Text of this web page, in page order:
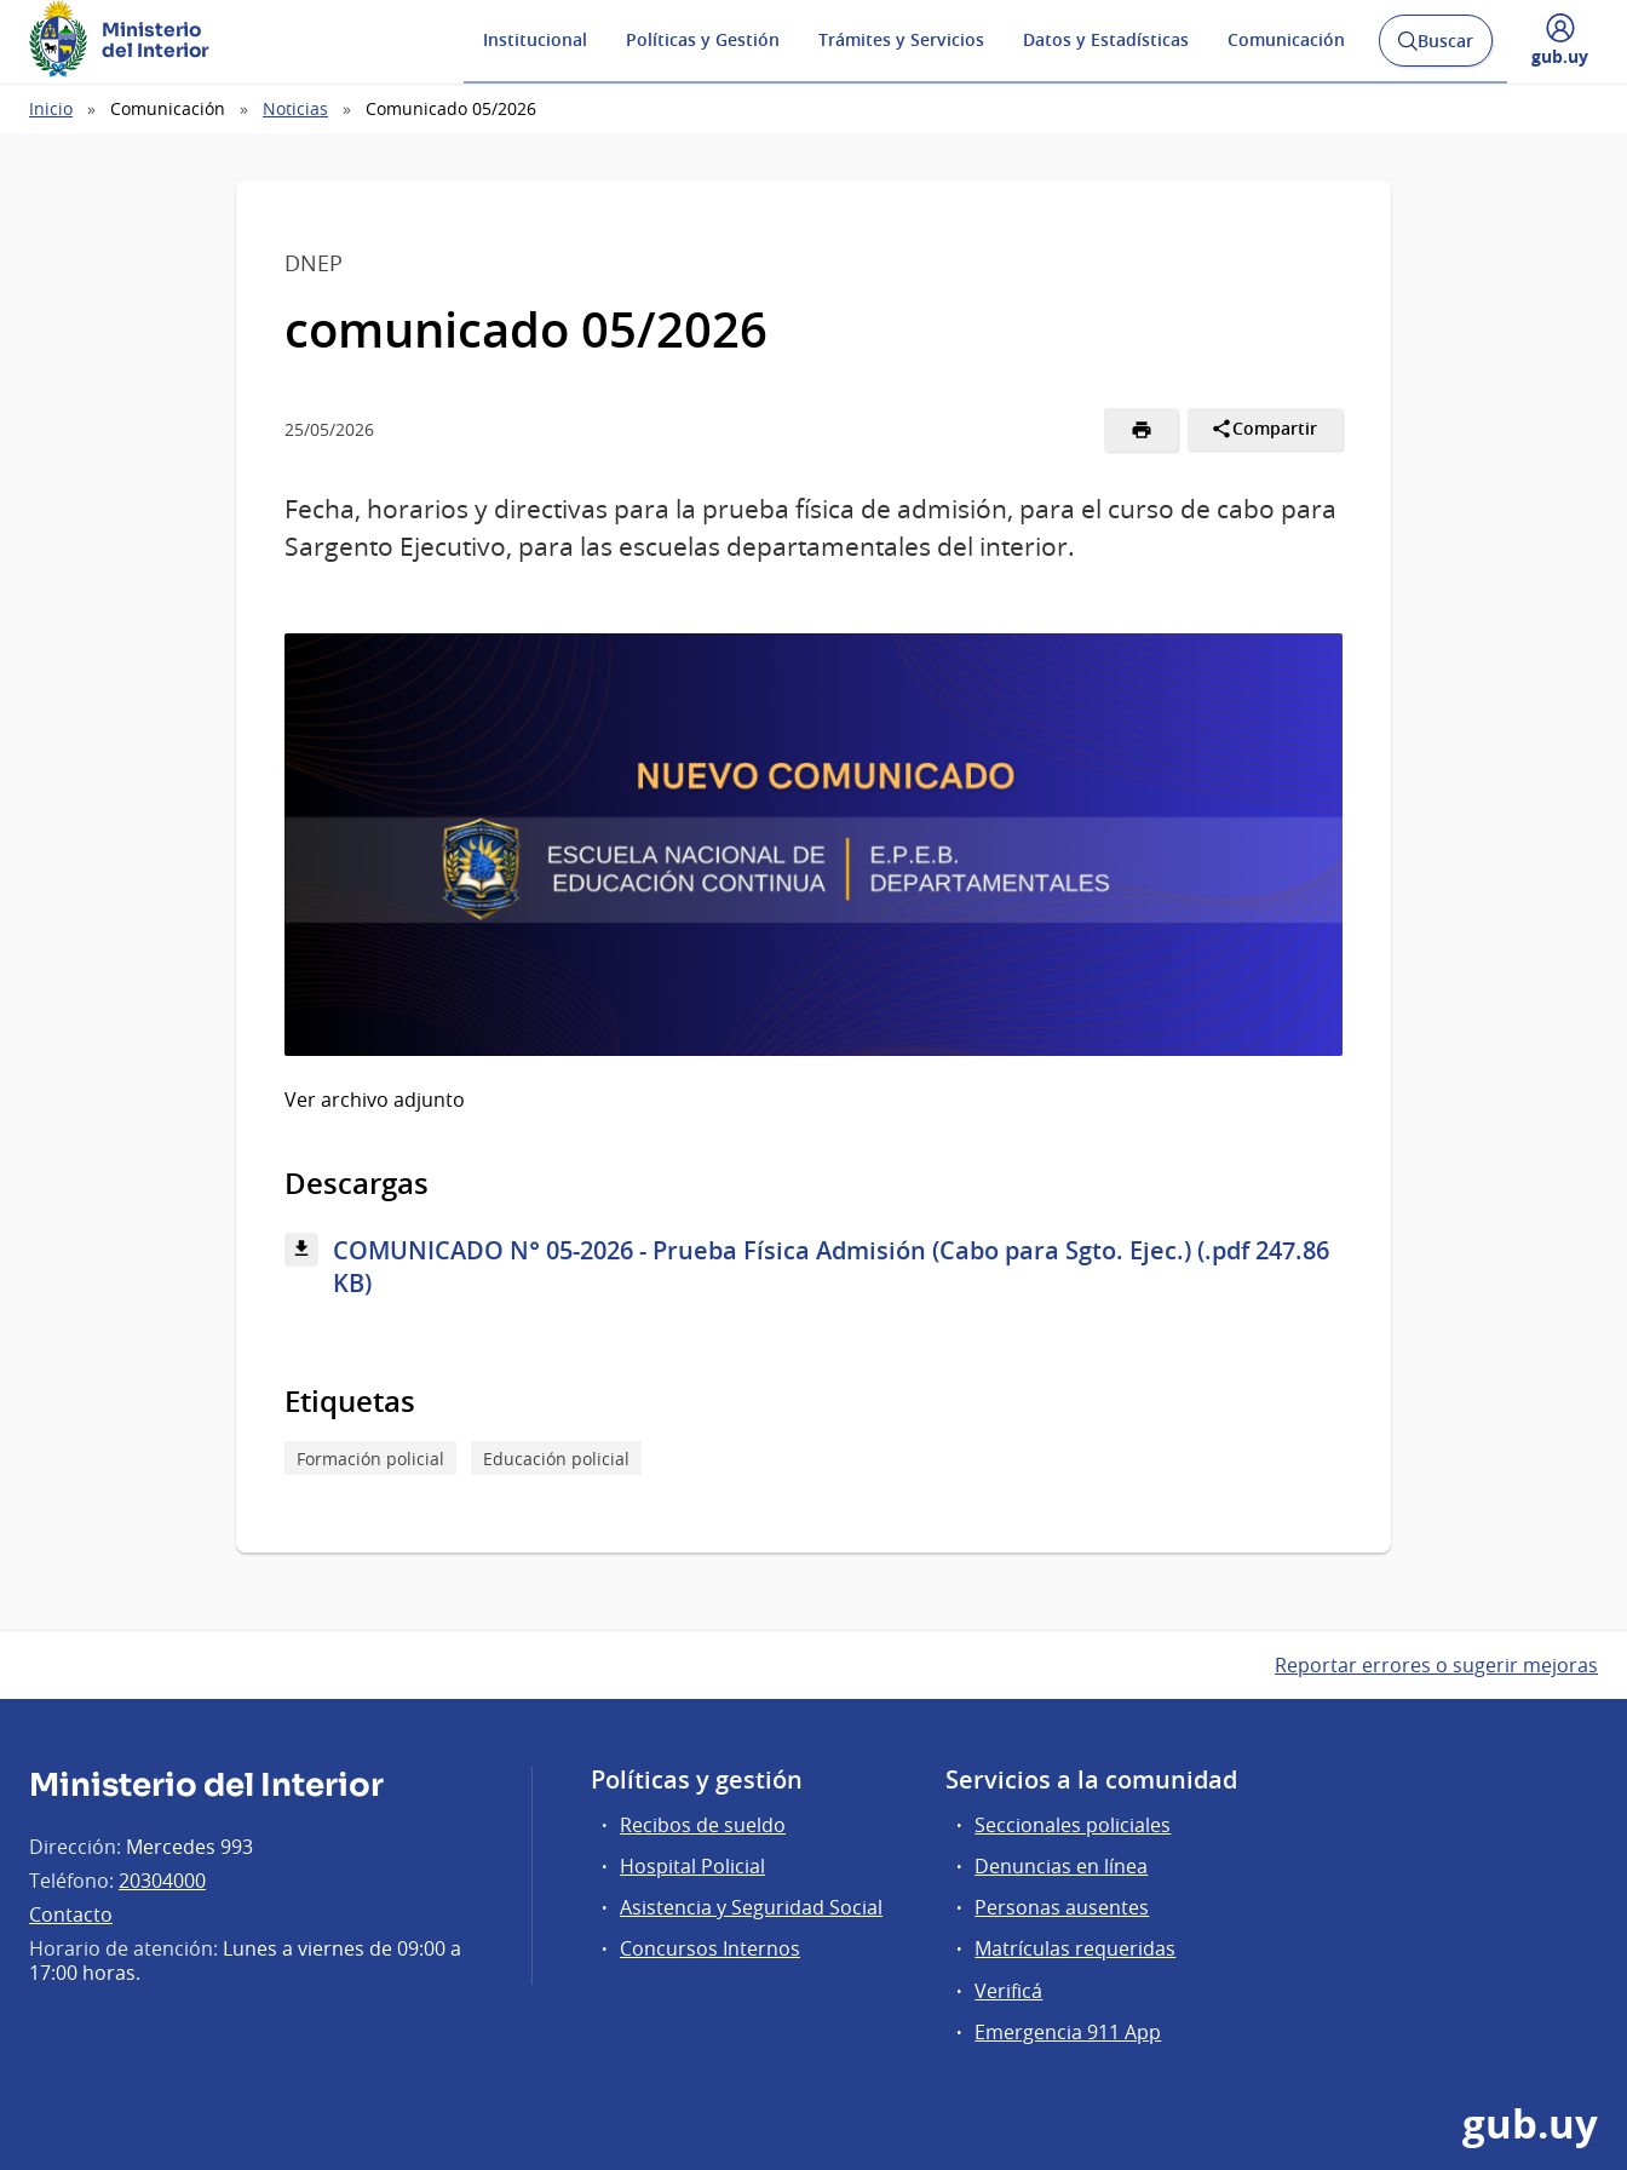
Ministerio
del Interior
Institucional Políticas y Gestión Trámites y Servicios Datos y Estadísticas Comunicación
Abrir
buscador
Buscar
Desplegar
gub.uy
Ruta
Inicio Comunicación Noticias Comunicado 05/2026
DNEP
comunicado 05/2026
25/05/2026 Compartir
Fecha, horarios y directivas para la prueba física de admisión, para el curso de cabo para
Sargento Ejecutivo, para las escuelas departamentales del interior.
Ver archivo adjunto
Descargas
COMUNICADO N° 05-2026 - Prueba Física Admisión (Cabo para Sgto. Ejec.) (.pdf 247.86
KB)
Etiquetas
Formación policial Educación policial
Reportar errores o sugerir mejoras
Ministerio del Interior
Dirección: Mercedes 993
Teléfono: 20304000
Contacto
Horario de atención: Lunes a viernes de 09:00 a
17:00 horas.
Políticas y gestión
Recibos de sueldo
Hospital Policial
Asistencia y Seguridad Social
Concursos Internos
Servicios a la comunidad
Seccionales policiales
Denuncias en línea
Personas ausentes
Matrículas requeridas
Verificá
Emergencia 911 App
gub.uy